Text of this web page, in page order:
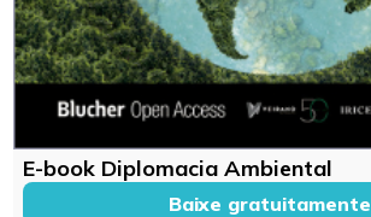
E-book Diplomacia Ambiental
Baixe gratuitamente